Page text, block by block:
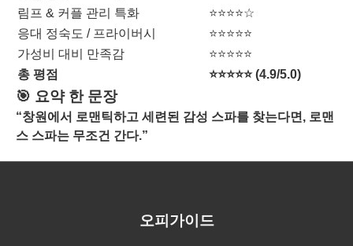
림프 & 커플 관리 특화
⭐⭐⭐⭐☆
응대 정숙도 / 프라이버시
⭐⭐⭐⭐⭐
가성비 대비 만족감
⭐⭐⭐⭐⭐
총 평점
⭐⭐⭐⭐⭐ (4.9/5.0)
🎯 요약 한 문장
“창원에서 로맨틱하고 세련된 감성 스파를 찾는다면, 로맨
스 스파는 무조건 간다.”
오피가이드